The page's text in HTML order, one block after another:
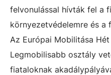
felvonulással hívták fel a
környezetvédelemre és a
Az Európai Mobilitása
Legmobilisabb osztály
fiataloknak